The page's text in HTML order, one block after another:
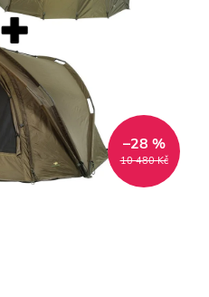
10 480 Kč
–28 %